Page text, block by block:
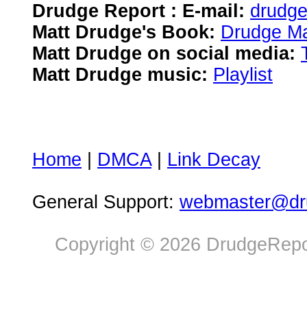
Drudge Report : E-mail:
Matt Drudge's Book: Drudge
Matt Drudge on social media:
Matt Drudge music: Playlist
Home DMCA| Link Decay
General Support:
Copyright © 2026